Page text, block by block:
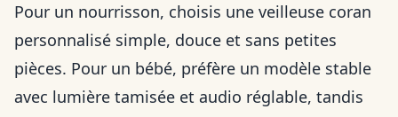
Pour un nourrisson, choisis une veilleuse coran
personnalisé simple, douce et sans petites
pièces. Pour un bébé, préfère un modèle stable
avec lumière tamisée et audio réglable, tandis